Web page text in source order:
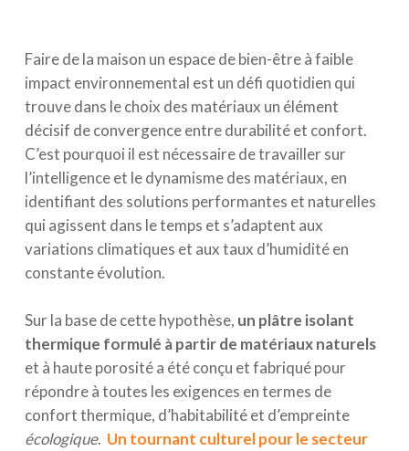
Faire de la maison un espace de bien-être à faible
impact environnemental est un défi quotidien qui
trouve dans le choix des matériaux un élément
décisif de convergence entre durabilité et confort.
C’est pourquoi il est nécessaire de travailler sur
l’intelligence et le dynamisme des matériaux, en
identifiant des solutions performantes et naturelles
qui agissent dans le temps et s’adaptent aux
variations climatiques et aux taux d’humidité en
constante évolution.
Sur la base de cette hypothèse, un plâtre isolant
thermique formulé à partir de matériaux naturels
et à haute porosité a été conçu et fabriqué pour
répondre à toutes les exigences en termes de
confort thermique, d’habitabilité et d’empreinte
écologique. Un tournant culturel pour le secteur